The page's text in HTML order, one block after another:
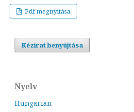
Pdf megnyitása
Kézirat benyújtása
Nyelv
Hungarian